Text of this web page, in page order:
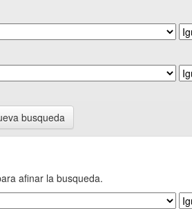
busqueda
afinar la busqueda.